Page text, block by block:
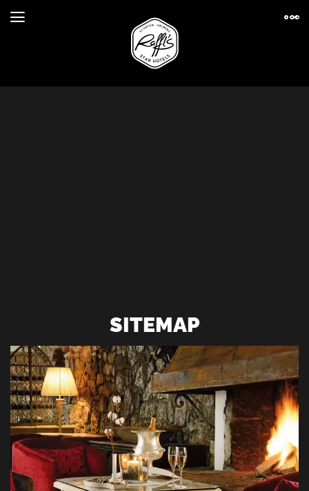
SITEMAP